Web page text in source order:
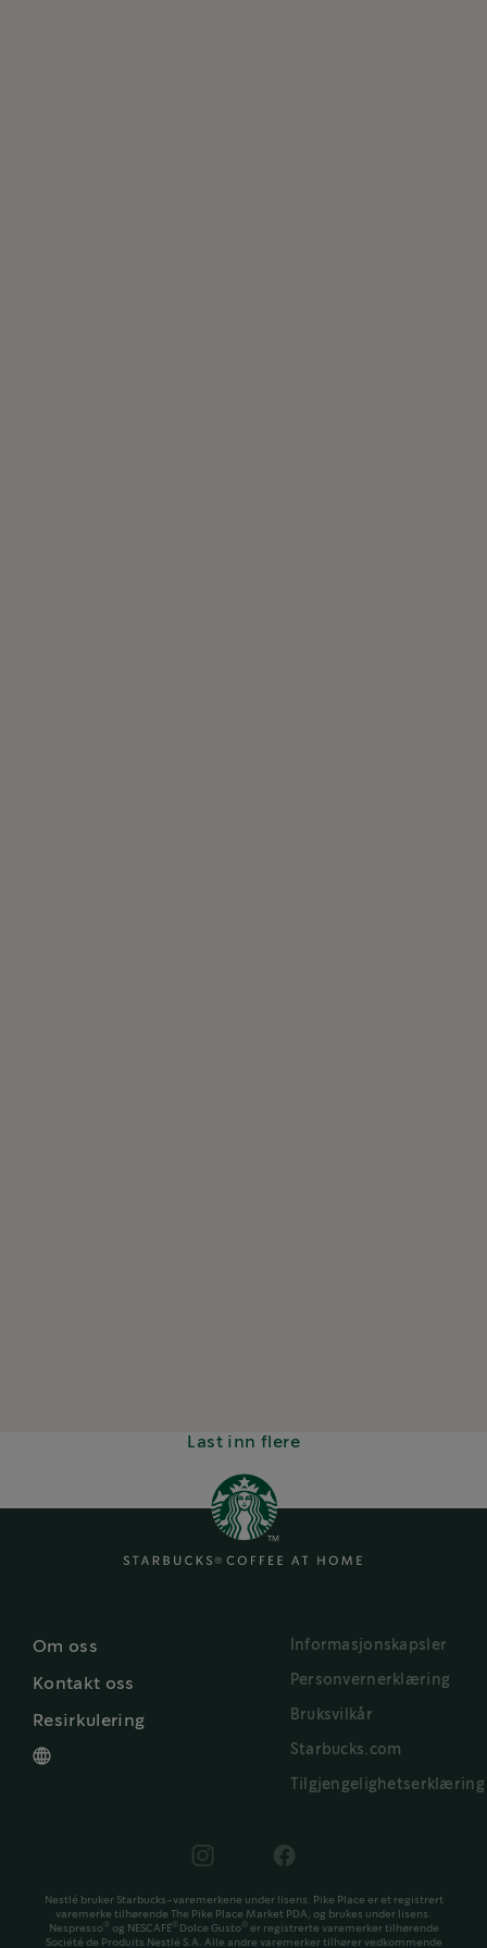
Last inn flere
Om oss
Kontakt oss
Resirkulering
Informasjonskapsler
Personvernerklæring
Bruksvilkår
Starbucks.com
Tilgjengelighetserklæring
Nestlé bruker Starbucks-varemerkene under lisens. Pike Place er et registrert
varemerke tilhørende The Pike Place Market PDA, og brukes under lisens.
Nespresso®og NESCAFÉ®Dolce Gusto®er registrerte varemerker tilhørende
Société de Produits Nestlé S.A. Alle andre varemerker tilhører vedkommende